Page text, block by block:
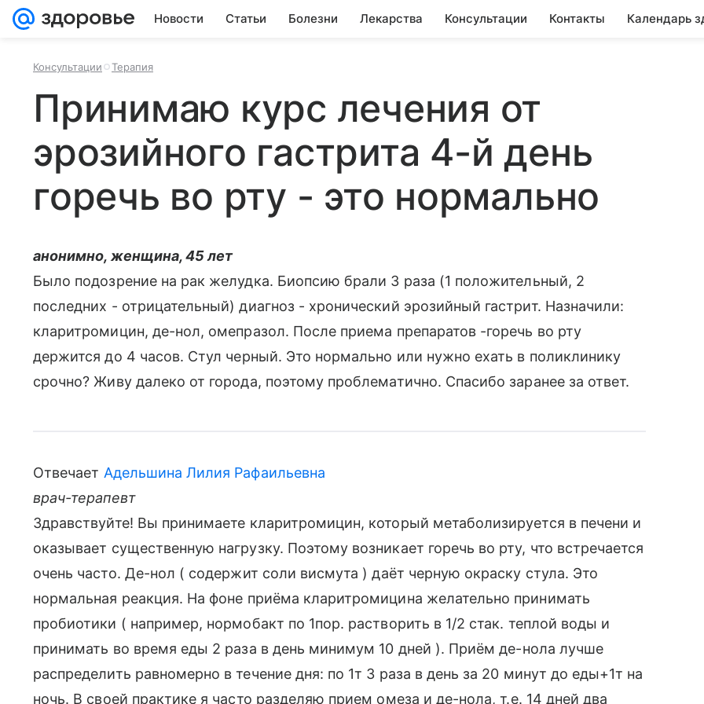
Новости Статьи Болезни Лекарства Консультации Контакты Календарь
Консультации Терапия
Принимаю курс лечения от
эрозийного гастрита 4-й день
горечь во рту - это нормально
анонимно, женщина, 45 лет
Было подозрение на рак желудка. Биопсию брали 3 раза (1 положительный, 2
последних - отрицательный) диагноз - хронический эрозийный гастрит. Назначили:
кларитромицин, де-нол, омепразол. После приема препаратов -горечь во рту
держится до 4 часов. Стул черный. Это нормально или нужно ехать в поликлинику
срочно? Живу далеко от города, поэтому проблематично. Спасибо заранее за ответ.
Отвечает Адельшина Лилия Рафаильевна
врач-терапевт
Здравствуйте! Вы принимаете кларитромицин, который метаболизируется в печени и
оказывает существенную нагрузку. Поэтому возникает горечь во рту, что встречается
очень часто. Де-нол ( содержит соли висмута ) даёт черную окраску стула. Это
нормальная реакция. На фоне приёма кларитромицина желательно принимать
пробиотики ( например, нормобакт по 1пор. растворить в 1/2 стак. теплой воды и
принимать во время еды 2 раза в день минимум 10 дней ). Приём де-нола лучше
распределить равномерно в течение дня: по 1т 3 раза в день за 20 минут до еды+1т на
ночь. В своей практике я часто разделяю прием омеза и де-нола, т.е. 14 дней два